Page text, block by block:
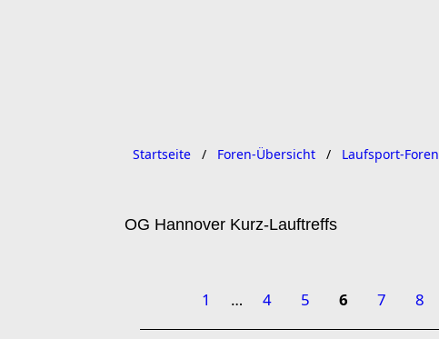
Startseite Foren-Übersicht Laufsport-Foren
OG Hannover Kurz-Lauftreffs
1 … 4 5 6 7 8